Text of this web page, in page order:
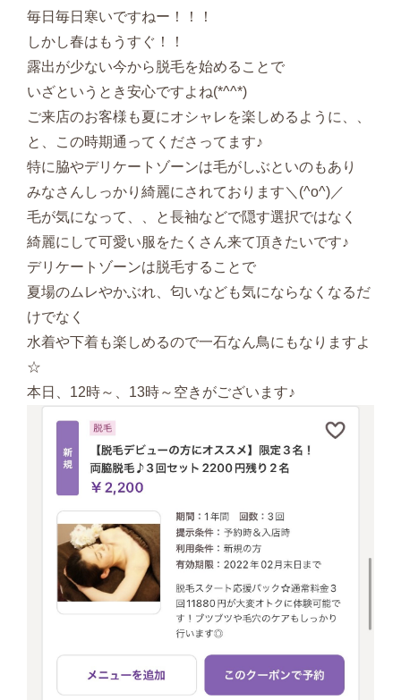
毎日毎日寒いですねー！！！
しかし春はもうすぐ！！
露出が少ない今から脱毛を始めることで
いざというとき安心ですよね(*^^*)
ご来店のお客様も夏にオシャレを楽しめるように、、
と、この時期通ってくださってます♪
特に脇やデリケートゾーンは毛がしぶといのもあり
みなさんしっかり綺麗にされております＼(^o^)／
毛が気になって、、と長袖などで隠す選択ではなく
綺麗にして可愛い服をたくさん来て頂きたいです♪
デリケートゾーンは脱毛することで
夏場のムレやかぶれ、匂いなども気にならなくなるだ
けでなく
水着や下着も楽しめるので一石なん鳥にもなりますよ
☆
本日、12時～、13時～空きがございます♪